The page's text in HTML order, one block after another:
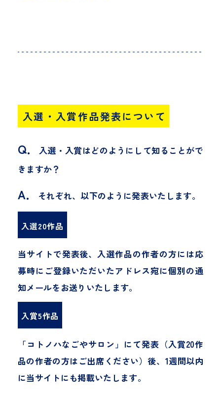
facebook
入選・入賞作品発表について
Q．
入選・入賞はどのようにして知ることがで
きますか？
A． それぞれ、以下のように発表いたします。
入選20作品
当サイトで発表後、入選作品の作者の方には応
募時にご登録いただいたアドレス宛に個別の通
知メールをお送りいたします。
入賞5作品
「コトノハなごやサロン」にて発表（入賞20作
品の作者の方はご出席ください）後、1週間以内
に当サイトにも掲載いたします。